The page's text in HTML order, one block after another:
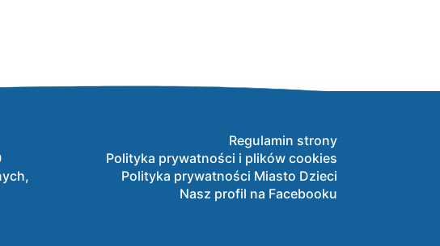
Regulamin strony
Polityka prywatności i plików cookies
Polityka prywatności Miasto Dzieci
Nasz profil na Facebooku